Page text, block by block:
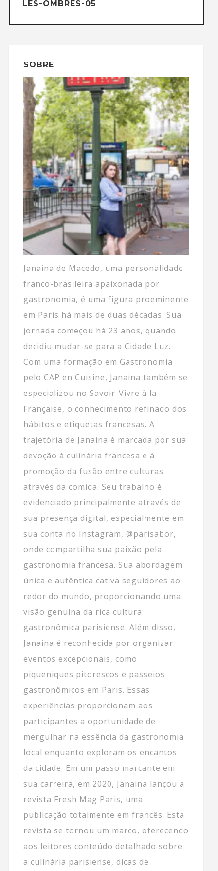
LES-OMBRES-05
SOBRE
Janaina de Macedo, uma personalidade
franco-brasileira apaixonada por
gastronomia, é uma figura proeminente
em Paris há mais de duas décadas. Sua
jornada começou há 23 anos, quando
decidiu mudar-se para a Cidade Luz.
Com uma formação em Gastronomia
pelo CAP en Cuisine, Janaina também se
especializou no Savoir-Vivre à la
Française, o conhecimento refinado dos
hábitos e etiquetas francesas. A
trajetória de Janaina é marcada por sua
devoção à culinária francesa e à
promoção da fusão entre culturas
através da comida. Seu trabalho é
evidenciado principalmente através de
sua presença digital, especialmente em
sua conta no Instagram, @parisabor,
onde compartilha sua paixão pela
gastronomia francesa. Sua abordagem
única e autêntica cativa seguidores ao
redor do mundo, proporcionando uma
visão genuína da rica cultura
gastronômica parisiense. Além disso,
Janaina é reconhecida por organizar
eventos excepcionais, como
piqueniques pitorescos e passeios
gastronômicos em Paris. Essas
experiências proporcionam aos
participantes a oportunidade de
mergulhar na essência da gastronomia
local enquanto exploram os encantos
da cidade. Em um passo marcante em
sua carreira, em 2020, Janaina lançou a
revista Fresh Mag Paris, uma
publicação totalmente em francês. Esta
revista se tornou um marco, oferecendo
aos leitores conteúdo detalhado sobre
a culinária parisiense, dicas de